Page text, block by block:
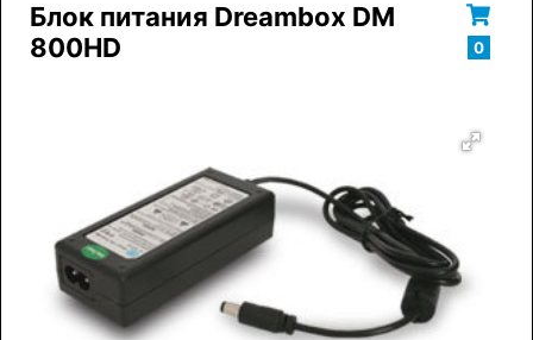
Блок питания Dreambox DM
800HD
0